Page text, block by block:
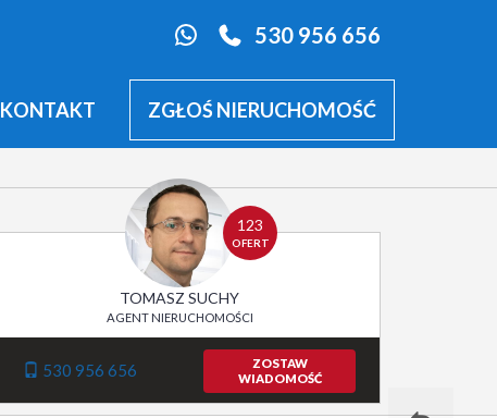
530 956 656
KONTAKT ZGŁOŚ NIERUCHOMOŚĆ
123
OFERT
TOMASZ SUCHY
AGENT NIERUCHOMOŚCI
530 956 656
ZOSTAW
WIADOMOŚĆ